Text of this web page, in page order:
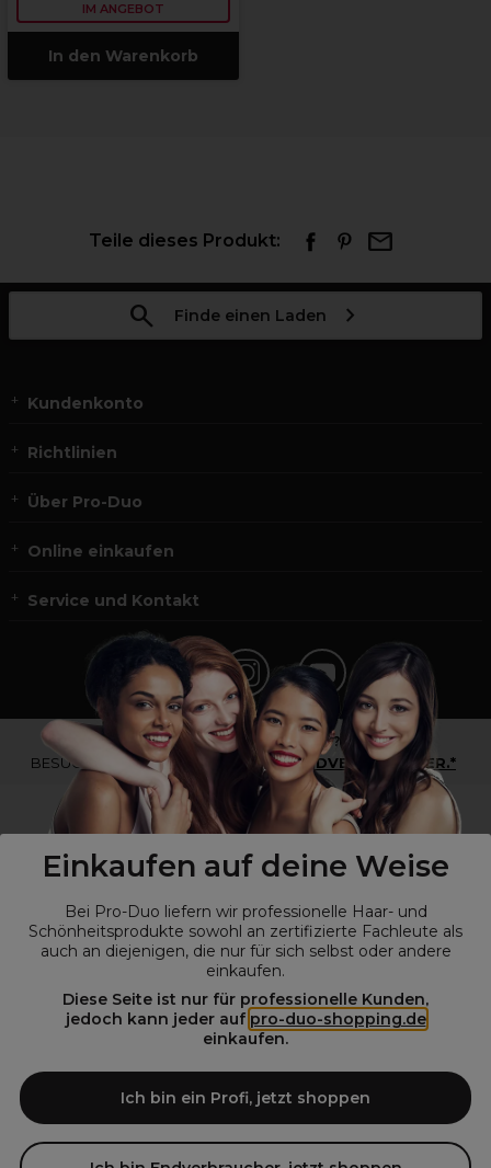
Einkaufen auf deine Weise
Bei Pro-Duo liefern wir professionelle Haar- und
Schönheitsprodukte sowohl an zertifizierte Fachleute als
auch an diejenigen, die nur für sich selbst oder andere
einkaufen.
Diese Seite ist nur für professionelle Kunden,
jedoch kann jeder auf pro-duo-shopping.de
einkaufen.
Ich bin ein Profi, jetzt shoppen
IM ANGEBOT
In den Warenkorb
Teile dieses Produkt:
Finde einen Laden
Kundenkonto
Richtlinien
Über Pro-Duo
Online einkaufen
Service und Kontakt
*Du bist kein Profikunde?
BESUCHE
UNSERE WEBSEITE FÜR ENDVERBRAUCHER.*
© Alle Rechte vorbehalten © Pro-Duo2026
Pro-Duo ist Ihr zuverlässiger Partner für hochwertige Produkte im
hochwertigen Produkte, von der Haarpflege über das Make-up bis hin
zu Spezialwerkzeugen, sind so konzipiert, dass sie die Erwartungen
von Friseursalons und Kosmetikstudios übertreffen. Verlassen Sie sich
auf Pro-Duo für erstklassige Qualität und zeitgemäße Lösungen.